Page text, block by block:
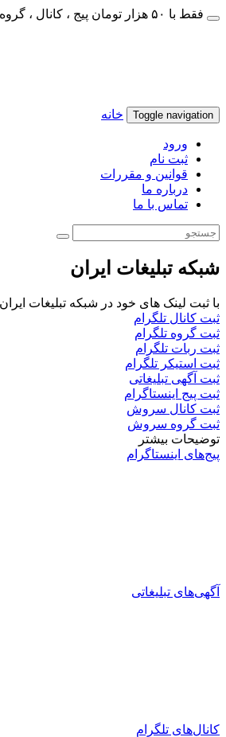
فقط با ۵۰ هزار تومان پیج ، کانال ، گروه و کسب و کار خود را تبلیغات کنید
Toggle navigation خانه
ورود
ثبت نام
قوانین و مقررات
درباره ما
تماس با ما
شبکه تبلیغات ایران
با ثبت لینک های خود در شبکه تبلیغات
ثبت کانال تلگرام
ثبت گروه تلگرام
ثبت ربات تلگرام
ثبت استیکر تلگرام
ثبت آگهی تبلیغاتی
ثبت پیج اینستاگرام
ثبت کانال سروش
ثبت گروه سروش
توضیحات بیشتر
پیج‌های اینستاگرام
آگهی‌های تبلیغاتی
کانال‌های تلگرام